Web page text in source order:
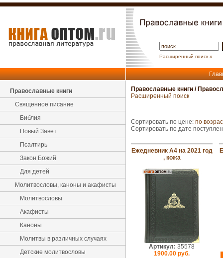
Расширенный поиск »
Православные книги
Священное писание
Библия
Новый Завет
Псалтирь
Закон Божий
Для детей
Молитвословы, каноны и акафисты
Молитвословы
Акафисты
Каноны
Молитвы в различных случаях
Детские молитвословы
Православные книги /
Расширенный поиск
Сортировать по цене: по
Сортировать по дате
Ежедневник А4 на 2021 год
, кожа
Артикул: 35578
1900.00 руб.